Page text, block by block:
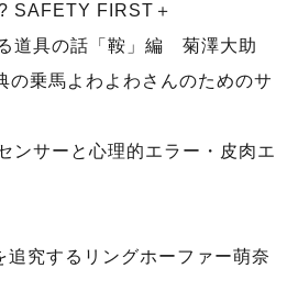
SAFETY FIRST＋
具の話「鞍」編 菊澤大助
の乗馬よわよわさんのためのサ
サーと心理的エラー・皮肉エ
究するリングホーファー萌奈